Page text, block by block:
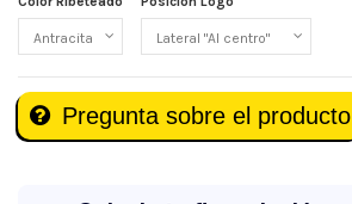
Pregunta sobre el producto